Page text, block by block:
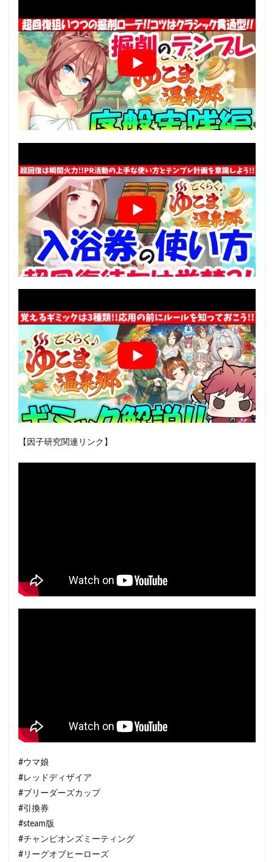
【因子研究関連リンク】
#ウマ娘
#レッドディザイア
#ブリーダーズカップ
#引換券
#steam版
#チャンピオンズミーティング
#リーグオブヒーローズ